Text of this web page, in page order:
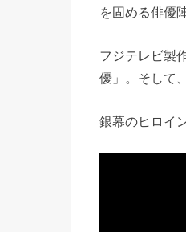
を固める俳優陣
フジテレビ製
優」。そして
銀幕のヒロイ